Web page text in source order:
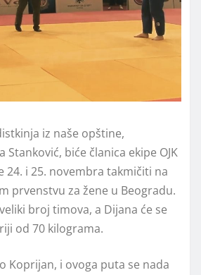
iz naše opštine,
Stanković, biće članica ekipe OJK
24. i 25. novembra takmičiti na
prvenstvu za žene u Beogradu.
broj timova, a Dijana će se
od 70 kilograma.
Koprijan, i ovoga puta se nada